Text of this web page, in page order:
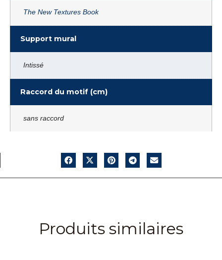
The New Textures Book
Support mural
Intissé
Raccord du motif (cm)
sans raccord
Produits similaires